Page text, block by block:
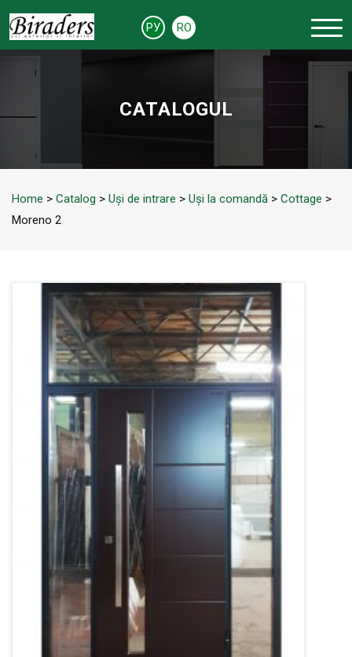
РУ RO
CATALOGUL
Home > Catalog > Uși de intrare > Uși la comandă > Cottage >
Moreno 2